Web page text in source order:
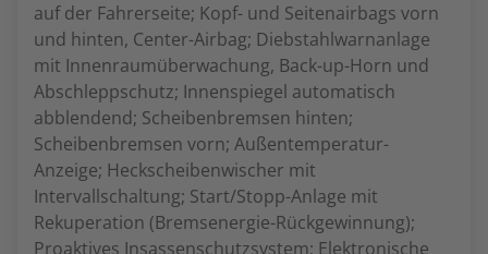
auf der Fahrerseite; Kopf- und Seitenairbags vorn
und hinten, Center-Airbag; Diebstahlwarnanlage
mit Innenraumüberwachung, Back-up-Horn und
Abschleppschutz; Innenspiegel automatisch
abblendend; Scheibenbremsen hinten;
Scheibenbremsen vorn; Außentemperatur-
Anzeige; Heckscheibenwischer mit
Intervallschaltung; Start/Stopp-Anlage mit
Rekuperation (Bremsenergie-Rückgewinnung);
Proaktives Insassenschutzsystem; Elektronische